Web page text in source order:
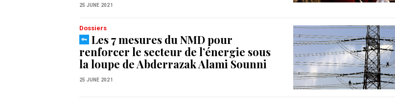
25 JUNE 2021
Dossiers
Les 7 mesures du NMD pour
renforcer le secteur de l’énergie sous
la loupe de Abderrazak Alami Sounni
25 JUNE 2021